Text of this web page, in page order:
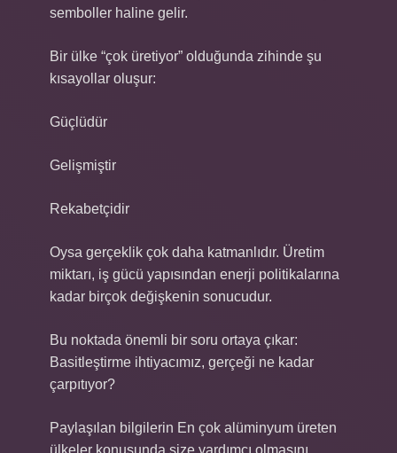
semboller haline gelir.
Bir ülke “çok üretiyor” olduğunda zihinde şu
kısayollar oluşur:
Güçlüdür
Gelişmiştir
Rekabetçidir
Oysa gerçeklik çok daha katmanlıdır. Üretim
miktarı, iş gücü yapısından enerji politikalarına
kadar birçok değişkenin sonucudur.
Bu noktada önemli bir soru ortaya çıkar:
Basitleştirme ihtiyacımız, gerçeği ne kadar
çarpıtıyor?
Paylaşılan bilgilerin En çok alüminyum üreten
ülkeler konusunda size yardımcı olmasını